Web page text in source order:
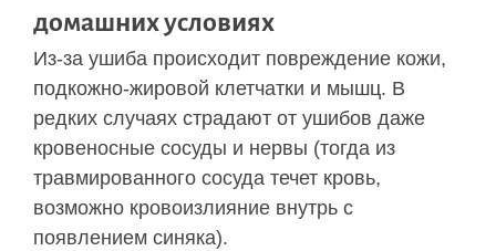
домашних условиях
Из-за ушиба происходит повреждение кожи,
подкожно-жировой клетчатки и мышц. В
редких случаях страдают от ушибов даже
кровеносные сосуды и нервы (тогда из
травмированного сосуда течет кровь,
возможно кровоизлияние внутрь с
появлением синяка).